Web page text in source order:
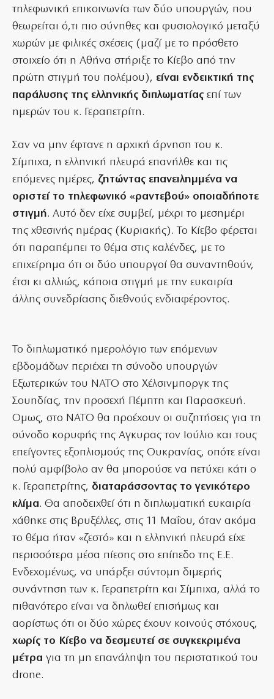
τηλεφωνική επικοινωνία των δύο υπουργών, που
θεωρείται ό,τι πιο σύνηθες και φυσιολογικό μεταξύ
χωρών με φιλικές σχέσεις (μαζί με το πρόσθετο
στοιχείο ότι η Αθήνα στήριξε το Κίεβο από την
πρώτη στιγμή του πολέμου), είναι ενδεικτική της
παράλυσης της ελληνικής διπλωματίας επί των
ημερών του κ. Γεραπετρίτη.
Σαν να μην έφτανε η αρχική άρνηση του κ.
Σίμπιχα, η ελληνική πλευρά επανήλθε και τις
επόμενες ημέρες, ζητώντας επανειλημμένα να
οριστεί το τηλεφωνικό «ραντεβού» οποιαδήποτε
στιγμή. Αυτό δεν είχε συμβεί, μέχρι το μεσημέρι
της χθεσινής ημέρας (Κυριακής). Το Κίεβο φέρεται
ότι παραπέμπει το θέμα στις καλένδες, με το
επιχείρημα ότι οι δύο υπουργοί θα συναντηθούν,
έτσι κι αλλιώς, κάποια στιγμή με την ευκαιρία
άλλης συνεδρίασης διεθνούς ενδιαφέροντος.
Το διπλωματικό ημερολόγιο των επόμενων
εβδομάδων περιέχει τη σύνοδο υπουργών
Εξωτερικών του ΝΑΤΟ στο Χέλσινμποργκ της
Σουηδίας, την προσεχή Πέμπτη και Παρασκευή.
Ομως, στο ΝΑΤΟ θα προέχουν οι συζητήσεις για τη
σύνοδο κορυφής της Αγκυρας τον Ιούλιο και τους
επείγοντες εξοπλισμούς της Ουκρανίας, οπότε είναι
πολύ αμφίβολο αν θα μπορούσε να πετύχει κάτι ο
κ. Γεραπετρίτης, διαταράσσοντας το γενικότερο
κλίμα. Θα αποδειχθεί ότι η διπλωματική ευκαιρία
χάθηκε στις Βρυξέλλες, στις 11 Μαΐου, όταν ακόμα
το θέμα ήταν «ζεστό» και η ελληνική πλευρά είχε
περισσότερα μέσα πίεσης στο επίπεδο της Ε.Ε.
Ενδεχομένως, να υπάρξει σύντομη διμερής
συνάντηση των κ. Γεραπετρίτη και Σίμπιχα, αλλά το
πιθανότερο είναι να δηλωθεί επισήμως και
αορίστως ότι οι δύο χώρες έχουν κοινούς στόχους,
χωρίς το Κίεβο να δεσμευτεί σε συγκεκριμένα
μέτρα για τη μη επανάληψη του περιστατικού του
drone.